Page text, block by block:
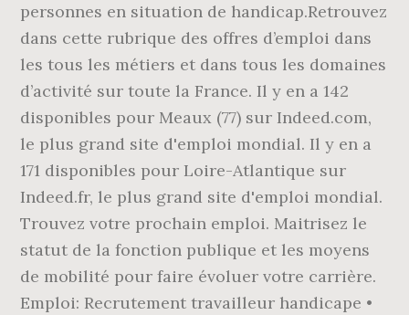
personnes en situation de handicap.Retrouvez
dans cette rubrique des offres d’emploi dans
les tous les métiers et dans tous les domaines
d’activité sur toute la France. Il y en a 142
disponibles pour Meaux (77) sur Indeed.com,
le plus grand site d'emploi mondial. Il y en a
171 disponibles pour Loire-Atlantique sur
Indeed.fr, le plus grand site d'emploi mondial.
Trouvez votre prochain emploi. Maitrisez le
statut de la fonction publique et les moyens
de mobilité pour faire évoluer votre carrière.
Emploi: Recrutement travailleur handicape •